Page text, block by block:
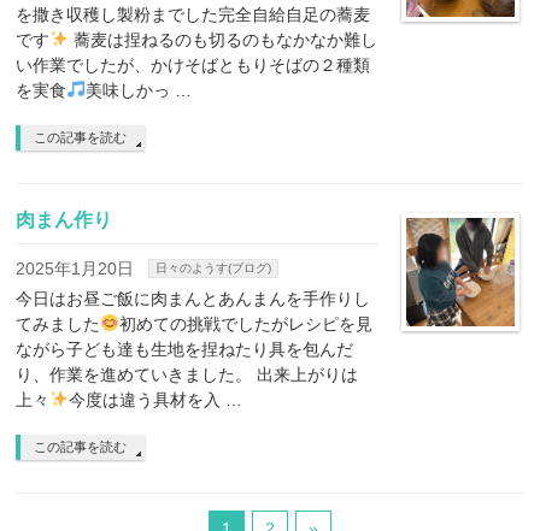
を撒き収穫し製粉までした完全自給自足の蕎麦
です
蕎麦は捏ねるのも切るのもなかなか難し
い作業でしたが、かけそばともりそばの２種類
を実食
美味しかっ …
この記事を読む
肉まん作り
2025年1月20日 日々のようす(ブログ)
今日はお昼ご飯に肉まんとあんまんを手作りし
てみました
初めての挑戦でしたがレシピを見
ながら子ども達も生地を捏ねたり具を包んだ
り、作業を進めていきました。 出来上がりは
上々
今度は違う具材を入 …
この記事を読む